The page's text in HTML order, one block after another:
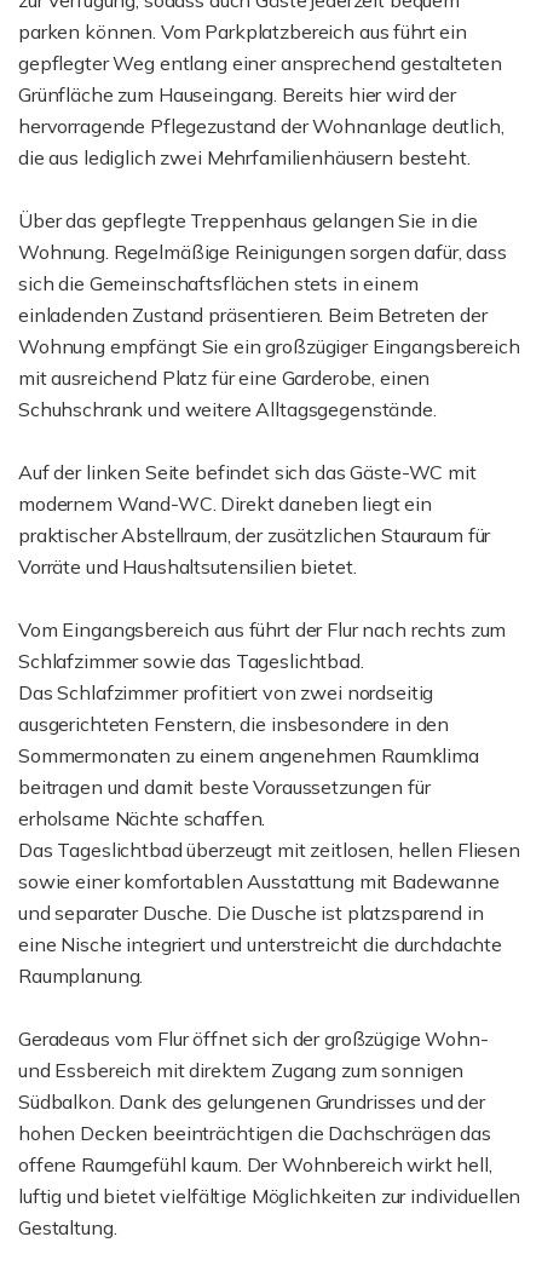
parken können. Vom Parkplatzbereich aus führt ein
gepflegter Weg entlang einer ansprechend gestalteten
Grünfläche zum Hauseingang. Bereits hier wird der
hervorragende Pflegezustand der Wohnanlage deutlich,
die aus lediglich zwei Mehrfamilienhäusern besteht.
Über das gepflegte Treppenhaus gelangen Sie in die
Wohnung. Regelmäßige Reinigungen sorgen dafür, dass
sich die Gemeinschaftsflächen stets in einem
einladenden Zustand präsentieren. Beim Betreten der
Wohnung empfängt Sie ein großzügiger Eingangsbereich
mit ausreichend Platz für eine Garderobe, einen
Schuhschrank und weitere Alltagsgegenstände.
Auf der linken Seite befindet sich das Gäste-WC mit
modernem Wand-WC. Direkt daneben liegt ein
praktischer Abstellraum, der zusätzlichen Stauraum für
Vorräte und Haushaltsutensilien bietet.
Vom Eingangsbereich aus führt der Flur nach rechts zum
Schlafzimmer sowie das Tageslichtbad.
Das Schlafzimmer profitiert von zwei nordseitig
ausgerichteten Fenstern, die insbesondere in den
Sommermonaten zu einem angenehmen Raumklima
beitragen und damit beste Voraussetzungen für
erholsame Nächte schaffen.
Das Tageslichtbad überzeugt mit zeitlosen, hellen Fliesen
sowie einer komfortablen Ausstattung mit Badewanne
und separater Dusche. Die Dusche ist platzsparend in
eine Nische integriert und unterstreicht die durchdachte
Raumplanung.
Geradeaus vom Flur öffnet sich der großzügige Wohn-
und Essbereich mit direktem Zugang zum sonnigen
Südbalkon. Dank des gelungenen Grundrisses und der
hohen Decken beeinträchtigen die Dachschrägen das
offene Raumgefühl kaum. Der Wohnbereich wirkt hell,
luftig und bietet vielfältige Möglichkeiten zur individuellen
Gestaltung.